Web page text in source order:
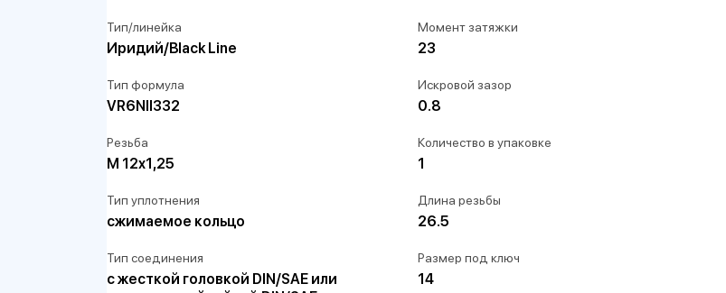
Тип/линейка
Иридий/Black Line
Тип формула
VR6NII332
Резьба
M 12x1,25
Тип уплотнения
сжимаемое кольцо
Тип соединения
с жесткой головкой DIN/SAE или
Момент затяжки
23
Искровой зазор
0.8
Количество в упаковке
1
Длина резьбы
26.5
Размер под ключ
14